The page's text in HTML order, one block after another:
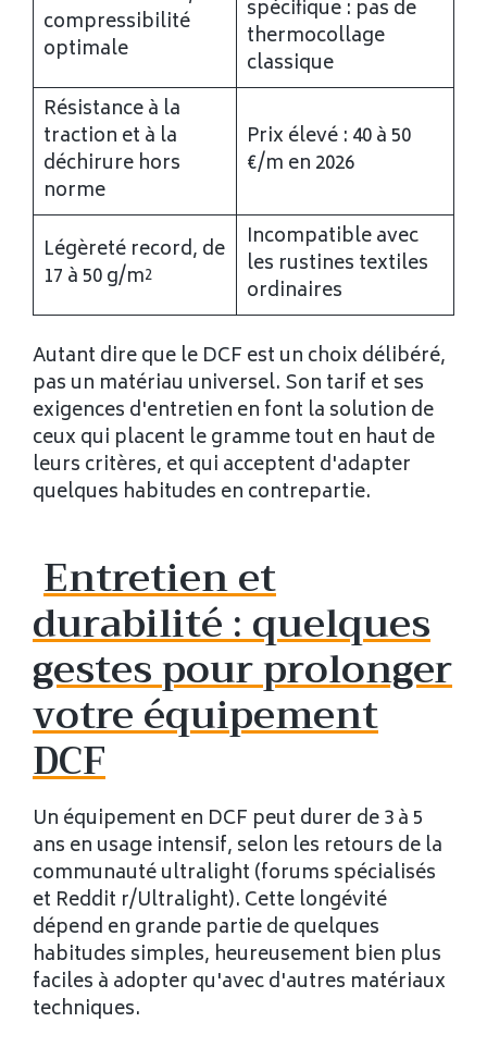
compressibilité
optimale
spécifique : pas de
thermocollage
classique
Résistance à la
traction et à la
déchirure hors
norme
Prix élevé : 40 à 50
€/m en 2026
Légèreté record, de
17 à 50 g/m²
Incompatible avec
les rustines textiles
ordinaires
Autant dire que le DCF est un choix délibéré,
pas un matériau universel. Son tarif et ses
exigences d'entretien en font la solution de
ceux qui placent le gramme tout en haut de
leurs critères, et qui acceptent d'adapter
quelques habitudes en contrepartie.
Entretien et
durabilité : quelques
gestes pour prolonger
votre équipement
DCF
Un équipement en DCF peut durer de 3 à 5
ans en usage intensif, selon les retours de la
communauté ultralight (forums spécialisés
et Reddit r/Ultralight). Cette longévité
dépend en grande partie de quelques
habitudes simples, heureusement bien plus
faciles à adopter qu'avec d'autres matériaux
techniques.